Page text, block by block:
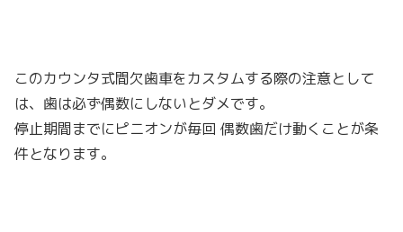
このカウンタ式間欠歯車をカスタムする際の注意として
は、歯は必ず偶数にしないとダメです。
停止期間までにピニオンが毎回 偶数歯だけ動くことが条
件となります。